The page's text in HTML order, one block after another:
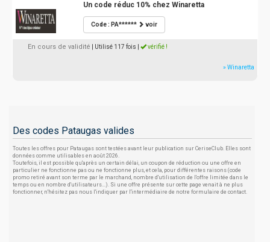
Un code réduc 10% chez Winaretta
Code : PA****** voir
En cours de validité | Utilisé 117 fois vérifié !
» Winaretta
Des codes Pataugas valides
Toutes les offres pour Pataugas sont testées avant leur publication sur CeriseClub. Elles sont
données comme utilisables en août 2026.
Toutefois, il est possible qu'après un certain délai, un coupon de réduction ou une offre en
particulier ne fonctionne pas ou ne fonctionne plus, et cela, pour différentes raisons (code
promo retiré avant son terme par le marchand, nombre d'utilisation de l'offre limitée dans le
temps ou en nombre d'utilisateurs...). Si une offre présente sur cette page venait à ne plus
fonctionner, n'hésitez pas nous l'indiquer par l'intermédiaire de notre formulaire de contact.